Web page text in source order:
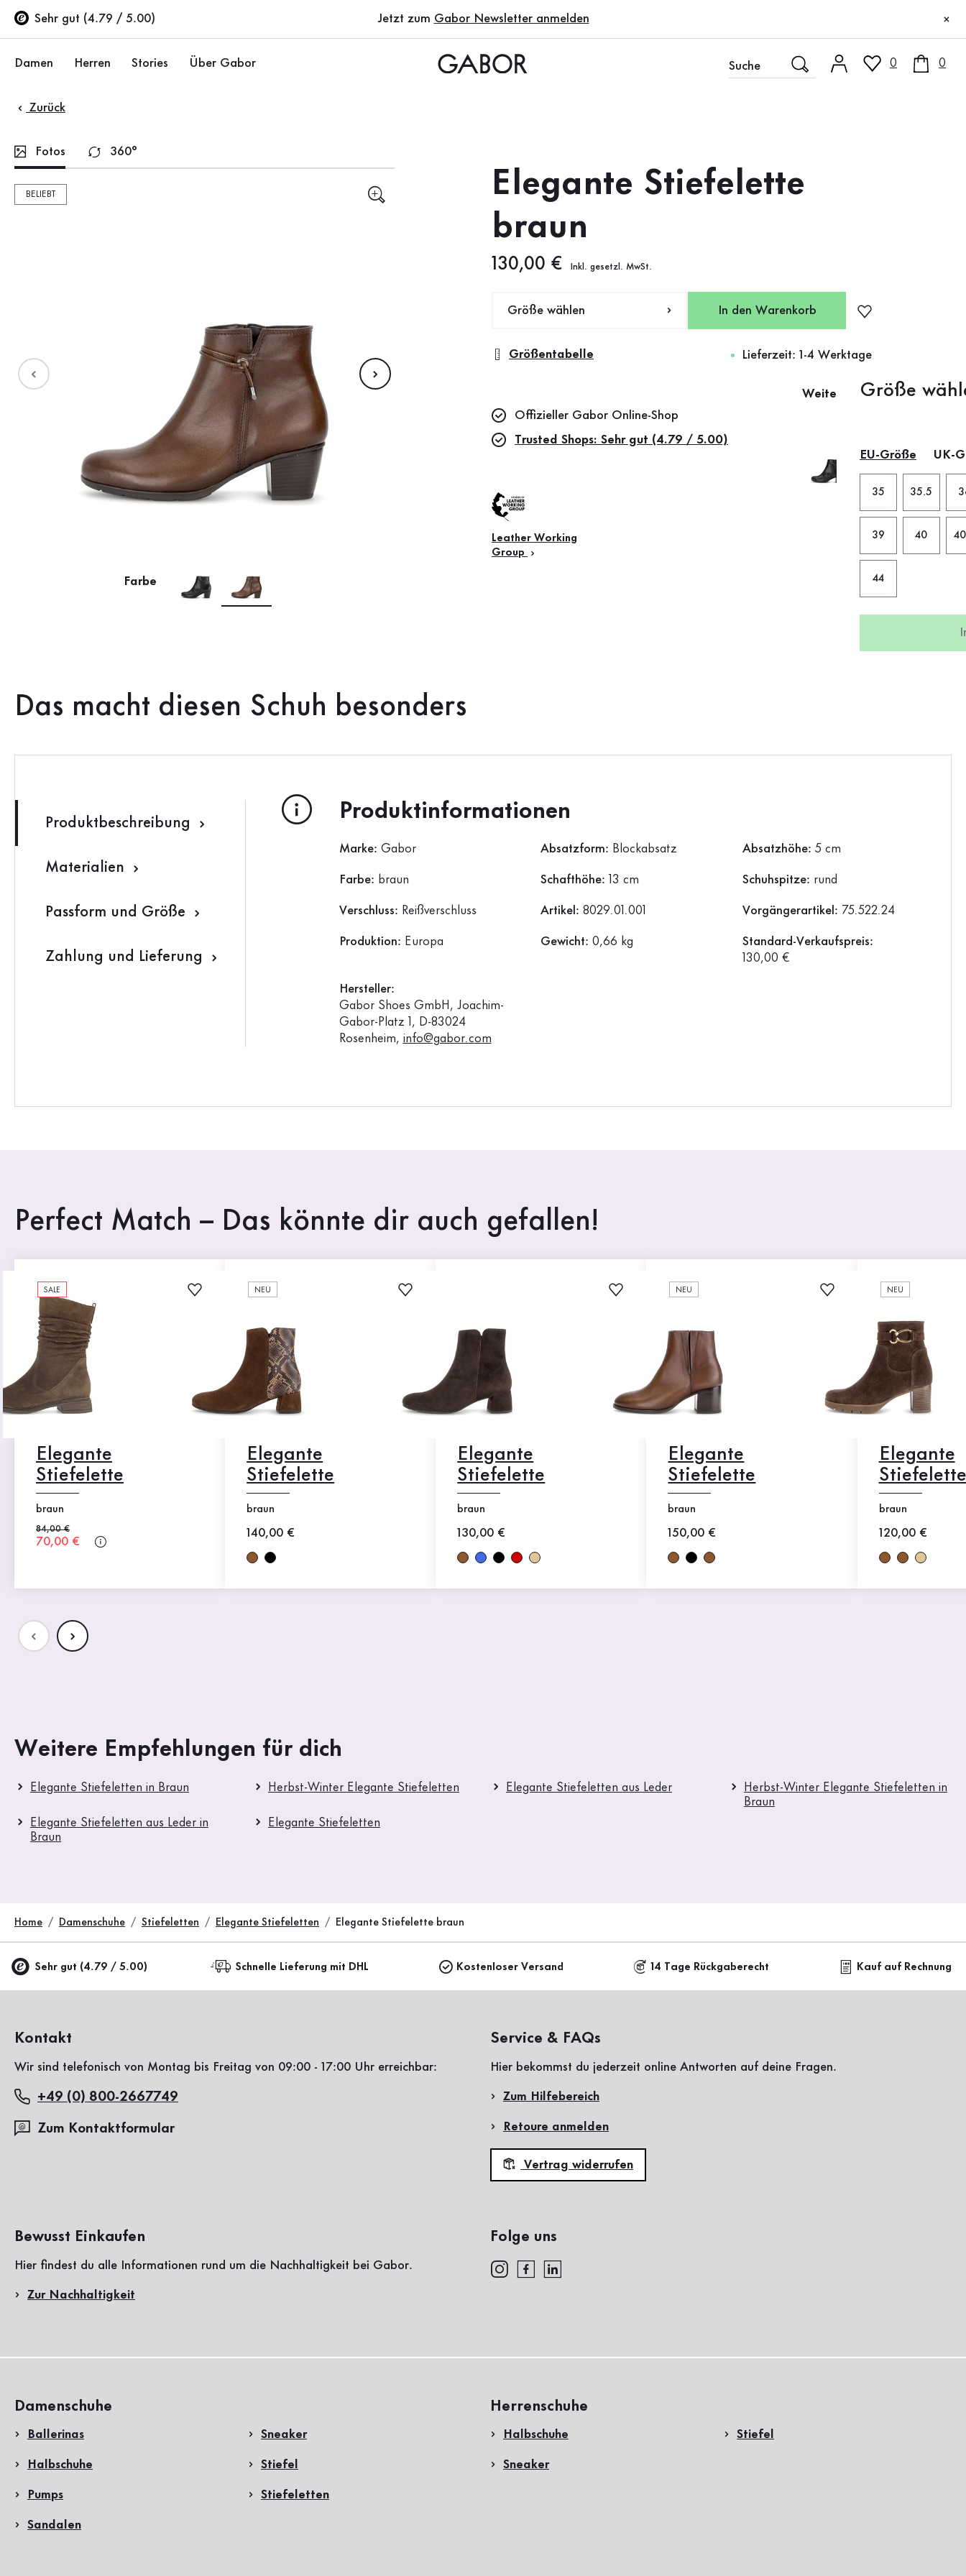
Zum Hauptinhalt
Zum Inhaltsverzeichnis
Zur Hauptnavigation
Sehr gut (4.79 / 5.00)
Jetzt zum Gabor Newsletter anmelden ×
Damen
Schuhe
Ballerinas
Sale %
Herren
Sneaker
Stories Über Gabor 0 0
Zurück
Fotos 360°
BELIEBT
Farbe
Elegante Stiefelette
braun
Neuer Preis
130,00 € Inkl. gesetzl. MwSt.
Größe wählen In den Warenkorb
Größentabelle Lieferzeit: 1-4 Werktage
Weitere Farben
Größe
EU-Größe UK-
35 35.5
39 40
44
Offizieller Gabor Online-Shop
Trusted Shops: Sehr gut (4.79 / 5.00)
Leather Working
Group
Das macht diesen Schuh besonders
Produktbeschreibung
Materialien
Passform und Größe
Zahlung und Lieferung
Produktinformationen
Marke: Gabor Absatzform: Blockabsatz Absatzhöhe: 5 cm
Farbe: braun Schafthöhe: 13 cm Schuhspitze: rund
Verschluss: Reißverschluss Artikel: 8029.01.001 Vorgängerartikel: 75.522.24
Produktion: Europa Gewicht: 0,66 kg
Standard-Verkaufspreis:
130,00 €
Hersteller:
Gabor Shoes GmbH, Joachim-
Gabor-Platz 1, D-83024
Rosenheim, info@gabor.com
Perfect Match – Das könnte dir auch gefallen!
SALE
Elegante
Stiefelette
braun
Alter Preis
84,00 €
Neuer Preis
70,00 €
NEU
Elegante
Stiefelette
braun
Neuer Preis
140,00 €
Elegante
Stiefelette
braun
Neuer Preis
130,00 €
NEU
Elegante
Stiefelette
braun
Neuer Preis
150,00 €
NEU
Elegante
Stiefelette
braun
Neuer Preis
120,00 €
Weitere Empfehlungen für dich
Elegante Stiefeletten in Braun Herbst-Winter Elegante Stiefeletten Elegante Stiefeletten aus Leder
Herbst-Winter Elegante Stiefeletten in
Braun
Elegante Stiefeletten aus Leder in
Braun
Elegante Stiefeletten
Home Damenschuhe Stiefeletten Elegante Stiefeletten Elegante Stiefelette braun
Sehr gut (4.79 / 5.00) Schnelle Lieferung mit DHL Kostenloser Versand 14 Tage Rückgaberecht Kauf auf Rechnung
Kontakt
Wir sind telefonisch von Montag bis Freitag von 09:00 - 17:00 Uhr erreichbar:
+49 (0) 800-2667749
Zum Kontaktformular
Service & FAQs
Hier bekommst du jederzeit online Antworten auf deine Fragen.
Zum Hilfebereich
Retoure anmelden
Vertrag widerrufen
Bewusst Einkaufen
Hier findest du alle Informationen rund um die Nachhaltigkeit bei Gabor.
Zur Nachhaltigkeit
Folge uns
Damenschuhe
Ballerinas
Halbschuhe
Pumps
Sandalen
Sneaker
Stiefel
Stiefeletten
Herrenschuhe
Halbschuhe
Sneaker
Stiefel